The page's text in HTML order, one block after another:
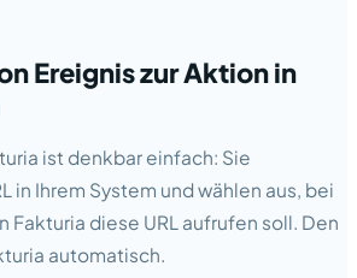
Ereignis zur Aktion in
ist denkbar einfach: Sie
in Ihrem System und wählen aus, bei
Fakturia diese URL aufrufen soll. Den
automatisch.